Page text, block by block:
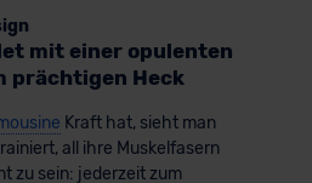
mit einer opulenten
prächtigen Heck
Kraft hat, sieht man
all ihre Muskelfasern
zu sein: jederzeit zum